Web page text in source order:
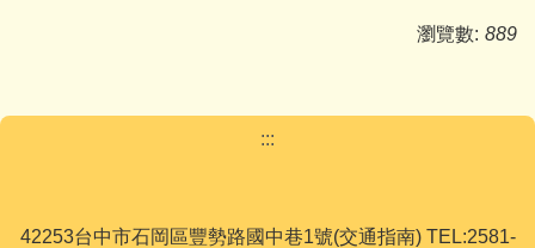
瀏覽數: 889
:::
42253台中市石岡區豐勢路國中巷1號(交通指南) TEL:2581-